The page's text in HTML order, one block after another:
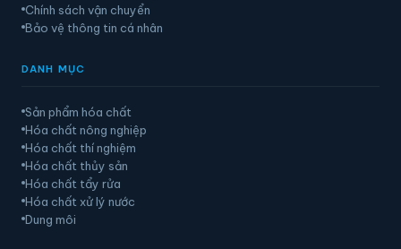
Chính sách vận chuyển
Bảo vệ thông tin cá nhân
DANH MỤC
Sản phẩm hóa chất
Hóa chất nông nghiệp
Hóa chất thí nghiệm
Hóa chất thủy sản
Hóa chất tẩy rửa
Hóa chất xử lý nước
Dung môi